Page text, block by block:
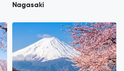
Nagasaki